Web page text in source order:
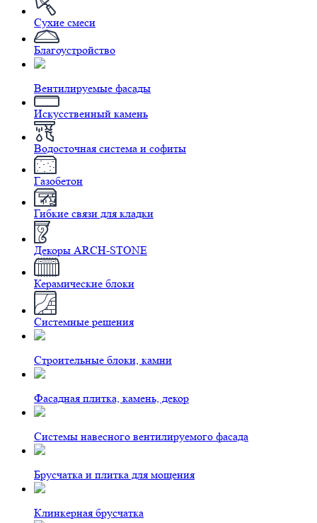
Сухие смеси
Благоустройство
Вентилируемые фасады
Искусственный камень
Водосточная система и софиты
Газобетон
Гибкие связи для кладки
Декоры ARCH-STONE
Керамические блоки
Системные решения
Строительные блоки, камни
Фасадная плитка, камень, декор
Системы навесного вентилируемого фасада
Брусчатка и плитка для мощения
Клинкерная брусчатка